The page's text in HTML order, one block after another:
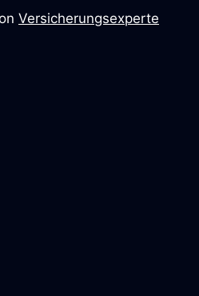
Versicherungsexperte